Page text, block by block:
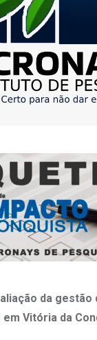
da
em Vitória da